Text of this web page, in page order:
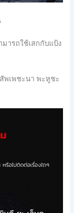
ารถใช้เสกกับแป้ง
พเพชะนา พะหูชะ